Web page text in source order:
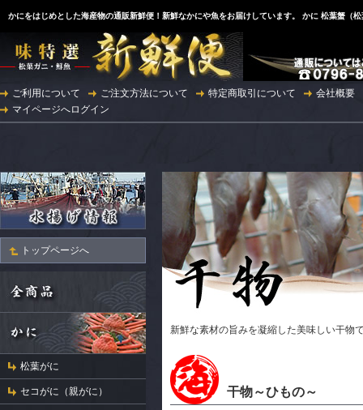
かにをはじめとした海産物の通販新鮮便！新鮮なかにや魚をお届けしています。 かに 松葉
ご利用について ご注文方法について 特定商取引について
会社概要
マイページへログイン
トップページへ
松葉がに
セコがに（親がに）
新鮮な素材の旨みを凝縮した美味しい干物
干物～ひもの～